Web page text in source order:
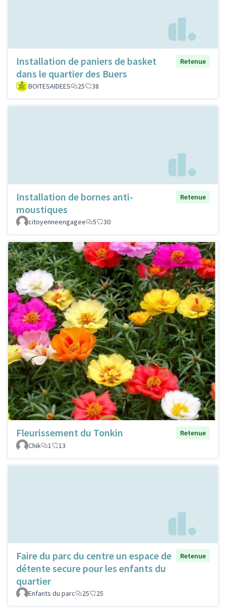
Installation de paniers de basket
dans le quartier des Buers
Retenue
BOITESAIDEES 25 38
Installation de bornes anti-
moustiques
Retenue
citoyenneengagee 5 30
Fleurissement du Tonkin
Retenue
Chik
1 13
Faire du parc du centre un espace de
détente secure pour les enfants du
quartier
Retenue
Enfants du parc 25 25